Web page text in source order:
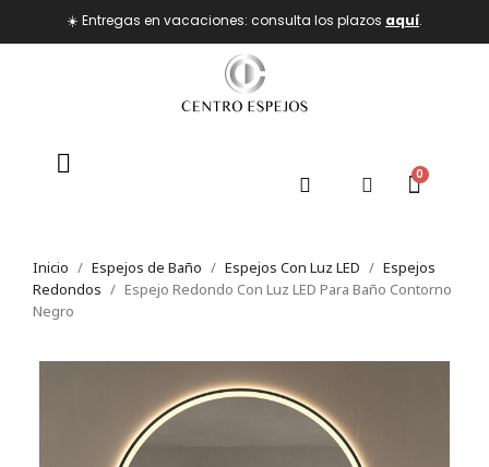
☀️ Entregas en vacaciones: consulta los plazos aquí.
Inicio Espejos de Baño Espejos Con Luz LED
Espejos
Redondos
Espejo Redondo Con Luz LED Para Baño Contorno
Negro